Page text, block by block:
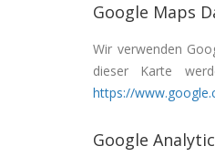
Google Maps
Wir verwenden
dieser Karte
https://
Google